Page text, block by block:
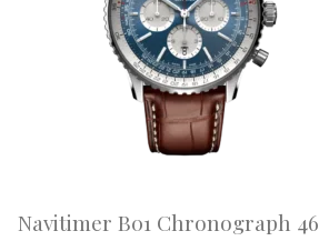
Navitimer B01 Chronograph 46